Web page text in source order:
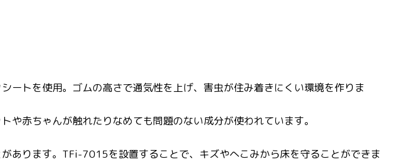
ートを使用。ゴムの高さで通気性を上げ、害虫が住み着きにくい環境を作りま
や赤ちゃんが触れたりなめても問題のない成分が使われています。
あります。TFi-7015を設置することで、キズやへこみから床を守ることができま